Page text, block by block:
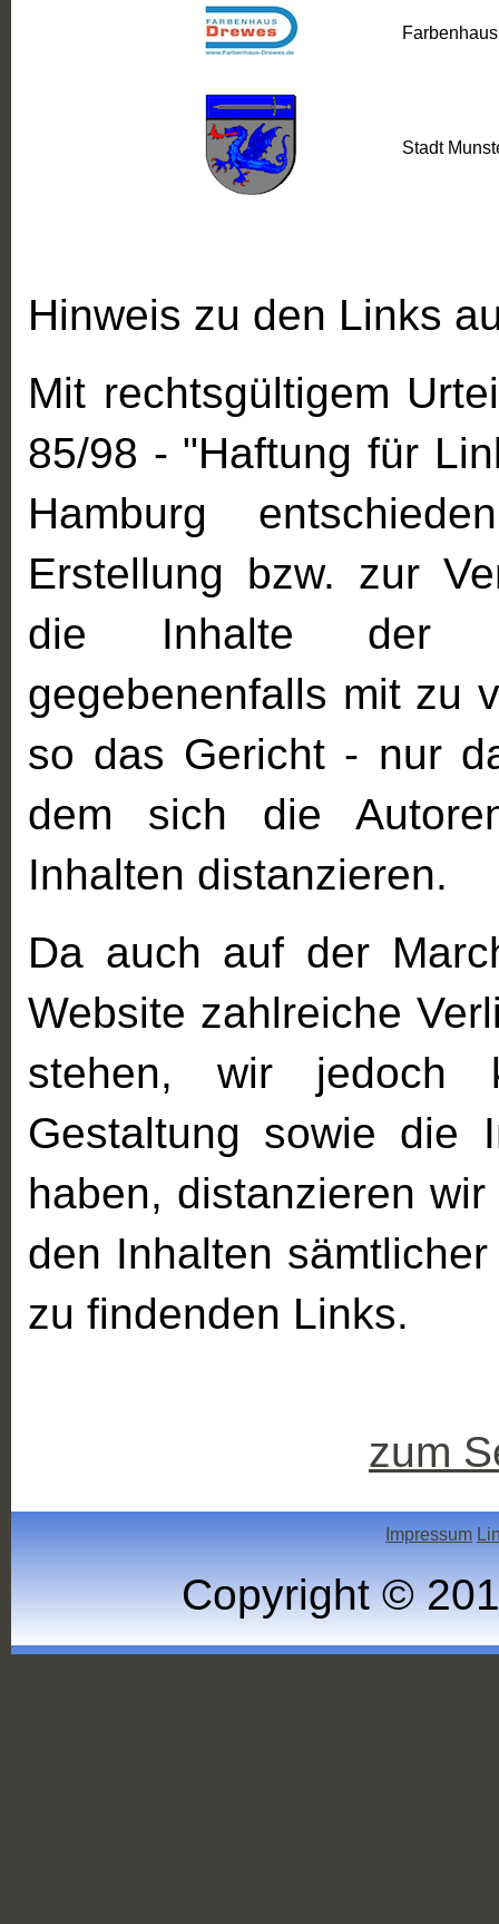
Stadt
Hinweis zu den Links
Mit rechtsgültigem
85/98 - "Haftung für
Hamburg
Erstellung bzw. zur
die Inhalte der
gegebenenfalls mit zu
so das Gericht - nur
dem sich die
Inhalten distanzieren.
Da auch auf der
Website zahlreiche
stehen, wir jedoch
Gestaltung sowie die
haben, distanzieren
den Inhalten
zu findenden Links.
zum
Impressum
Copyright ©